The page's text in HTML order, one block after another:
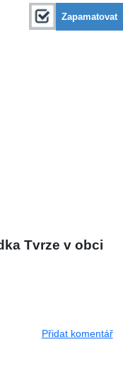
Zapamatovat
Tvrze v obci
Přidat komentář